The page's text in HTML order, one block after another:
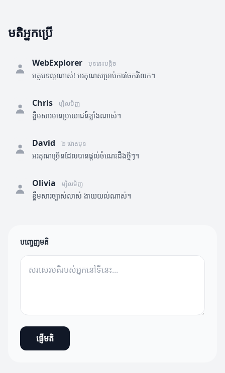
មតិអ្នកប្រើ
WebExplorer មុននេះបន្តិច
អត្ថបទល្អណាស់! អរគុណសម្រាប់ការចែករំលែក។
Chris ម្សិលមិញ
ខ្លឹមសារមានប្រយោជន៍ខ្លាំងណាស់។
David ២ ម៉ោងមុន
អរគុណច្រើនដែលបានផ្តល់ចំណេះដឹងថ្មីៗ។
Olivia ម្សិលមិញ
ខ្លឹមសារច្បាស់លាស់ ងាយយល់ណាស់។
បញ្ចេញមតិ
ផ្ញើមតិ